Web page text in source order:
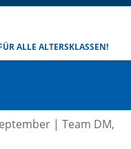
ALLE ALTERSKLASSEN!
| Team DM,